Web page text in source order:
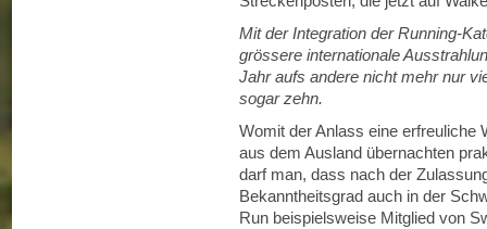
Mit der Integration der Running-
grössere internationale
Jahr aufs andere nicht mehr nur
sogar zehn.
Womit der Anlass eine erfreuliche
aus dem Ausland übernachten
darf man, dass nach der
Bekanntheitsgrad auch in der
Run beispielsweise Mitglied von